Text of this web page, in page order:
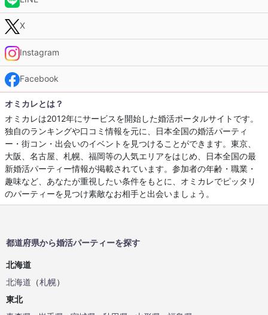
X
Instagram
Facebook
オミカレとは？
オミカレは2012年にサービスを開始した婚活ポータルサイトです。
独自のランキングや口コミ情報を元に、日本全国の婚活パーティ
ー・街コン・出会いのイベントを見つけることができます。東京、
大阪、名古屋、札幌、福岡等の人気エリアをはじめ、日本全国の最
新婚活パーティー情報が掲載されています。参加者の年齢・職業・
趣味など、あなたが重視したい条件をもとに、オミカレでピッタリ
のパーティーを見つけ素敵なお相手と出会いましょう。
都道府県から婚活パーティーを探す
北海道
北海道 （札幌）
東北